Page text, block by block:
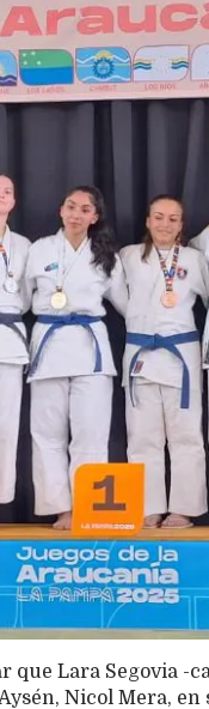
que Lara Segovia -
Nicol Mera,